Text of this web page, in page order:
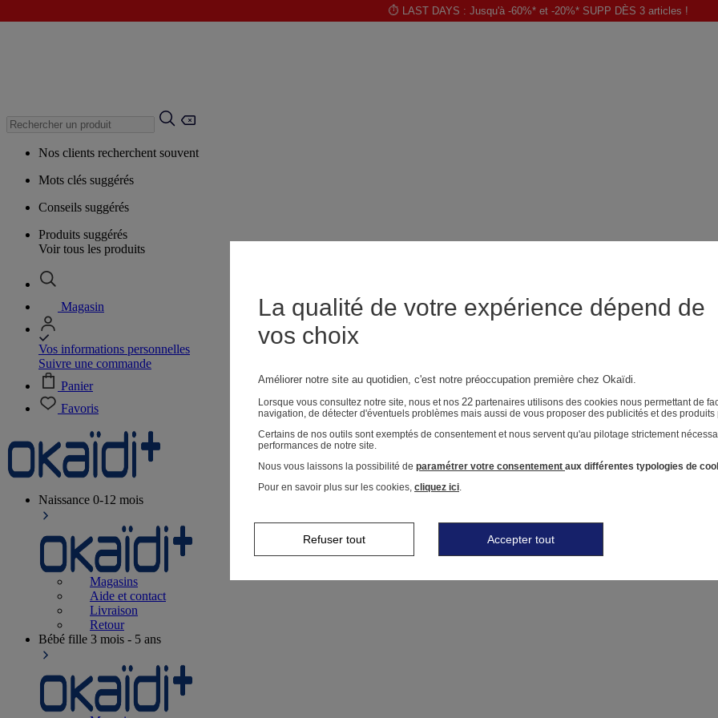
⏱️ LAST DAYS : Jusqu'à -60%* et -20%* SUPP DÈS 3 articles !
Nos clients recherchent souvent
Mots clés suggérés
Conseils suggérés
Produits suggérés
Voir tous les produits
Magasin
Vos informations personnelles
Suivre une commande
Panier
Favoris
Naissance 0-12 mois
Magasins
Aide et contact
Livraison
Retour
Bébé fille 3 mois - 5 ans
La qualité de votre expérience dépend de
vos choix
Améliorer notre site au quotidien, c'est notre préoccupation première chez Okaïdi.
Lorsque vous consultez notre site, nous et nos 22 partenaires utilisons des cookies nous permettant de
navigation, de détecter d'éventuels problèmes mais aussi de vous proposer des publicités et des
Certains de nos outils sont exemptés de consentement et nous servent qu'au pilotage strictement
performances de notre site.
Nous vous laissons la possibilité de paramétrer votre consentement aux différentes typologies de
Pour en savoir plus sur les cookies, cliquez ici.
Refuser tout Accepter tout